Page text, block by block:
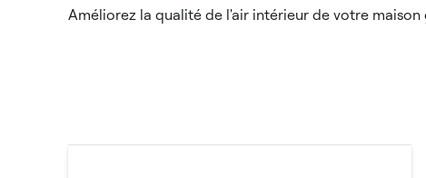
Améliorez la qualité de l'air intérieur de votre